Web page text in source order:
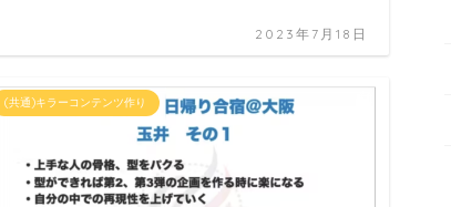
2023年7月18日
(共通)キラーコンテンツ作り